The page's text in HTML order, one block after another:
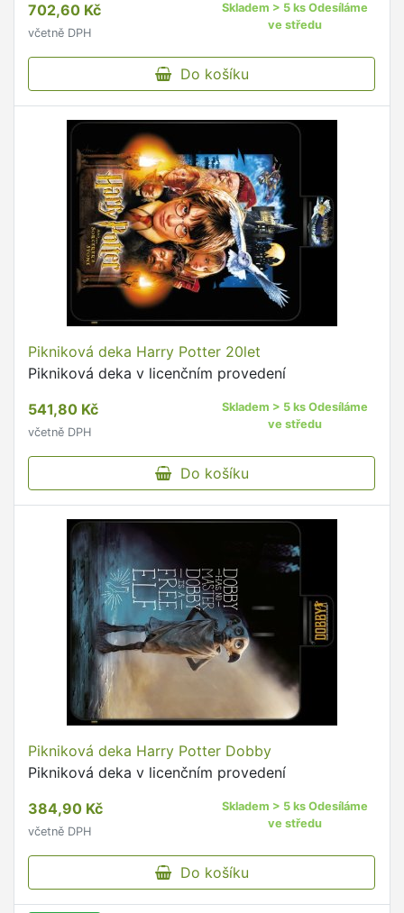
kg Plážové lehátko …
702,60 Kč
včetně DPH
Skladem > 5 ks Odesíláme
ve středu
Do košíku
Pikniková deka Harry Potter 20let
Pikniková deka v licenčním provedení
541,80 Kč
včetně DPH
Skladem > 5 ks Odesíláme
ve středu
Do košíku
Pikniková deka Harry Potter Dobby
Pikniková deka v licenčním provedení
384,90 Kč
včetně DPH
Skladem > 5 ks Odesíláme
ve středu
Do košíku